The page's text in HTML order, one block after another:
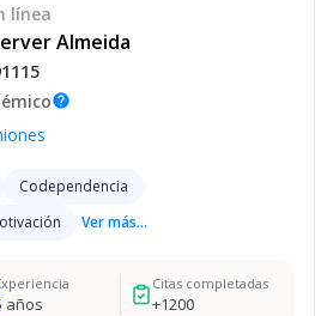
línea
Almeida
help
Codependencia
Ver más...
años
Citas completadas
+1200